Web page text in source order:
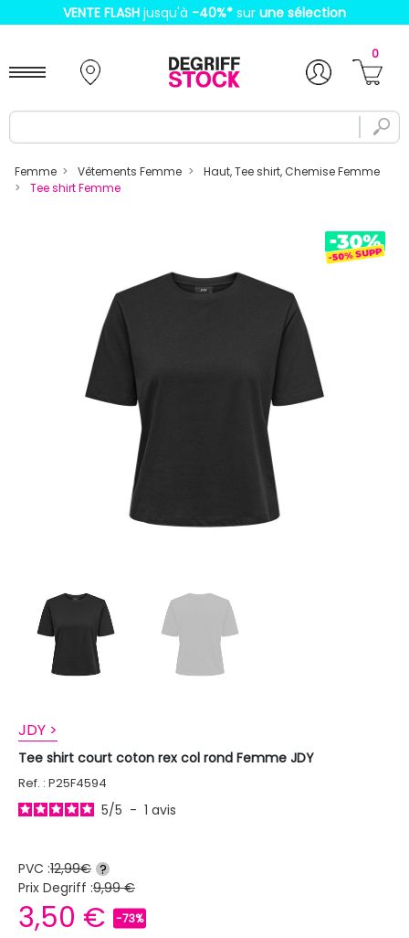
VENTE FLASH jusqu'à -40%* sur une sélection
0
Femme Vêtements Femme
Haut, Tee shirt, Chemise Femme
Tee shirt Femme
JDY >
Tee shirt court coton rex col rond Femme JDY
Ref. : P25F4594
5/5 - 1 avis
PVC :12,99€ ?
Prix Degriff :9,99 €
3,50 € -73%